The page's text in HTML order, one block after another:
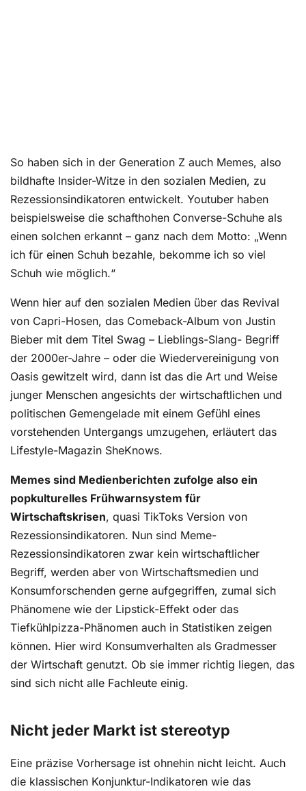
So haben sich in der Generation Z auch Memes, also
bildhafte Insider-Witze in den sozialen Medien, zu
Rezessionsindikatoren entwickelt. Youtuber haben
beispielsweise die schafthohen Converse-Schuhe als
einen solchen erkannt – ganz nach dem Motto: „Wenn
ich für einen Schuh bezahle, bekomme ich so viel
Schuh wie möglich.“
Wenn hier auf den sozialen Medien über das Revival
von Capri-Hosen, das Comeback-Album von Justin
Bieber mit dem Titel Swag – Lieblings-Slang- Begriff
der 2000er-Jahre – oder die Wiedervereinigung von
Oasis gewitzelt wird, dann ist das die Art und Weise
junger Menschen angesichts der wirtschaftlichen und
politischen Gemengelade mit einem Gefühl eines
vorstehenden Untergangs umzugehen, erläutert das
Lifestyle-Magazin SheKnows.
Memes sind Medienberichten zufolge also ein
popkulturelles Frühwarnsystem für
Wirtschaftskrisen, quasi TikToks Version von
Rezessionsindikatoren. Nun sind Meme-
Rezessionsindikatoren zwar kein wirtschaftlicher
Begriff, werden aber von Wirtschaftsmedien und
Konsumforschenden gerne aufgegriffen, zumal sich
Phänomene wie der Lipstick-Effekt oder das
Tiefkühlpizza-Phänomen auch in Statistiken zeigen
können. Hier wird Konsumverhalten als Gradmesser
der Wirtschaft genutzt. Ob sie immer richtig liegen, das
sind sich nicht alle Fachleute einig.
Nicht jeder Markt ist stereotyp
Eine präzise Vorhersage ist ohnehin nicht leicht. Auch
die klassischen Konjunktur-Indikatoren wie das